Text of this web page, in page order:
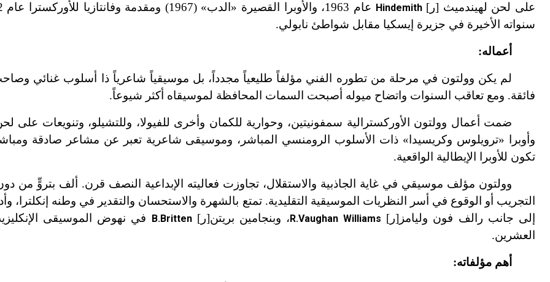
على لحن لهيندميث [ر]Hindemith
سنواته الأخيرة في جزيرة إيسكيا مقابل شواطئ نابولي.
أعماله:
لم يكن وولتون في مرحلة من تطوره الفني مؤلفاً طليعياً مجدداً، بل موسيقياً شاعرياً ذا أسلوب غنائي
فائقة. ومع تعاقب السنوات واتضاح ميوله أصبحت السمات المحافظة لموسيقاه أكثر شيوعاً.
ضمت أعمال وولتون الأوركسترالية سمفونيتين، وحوارية للكمان وأخرى للفيولا، وللتشيلو، وتنويعات على
وأوبرا «ترويلوس وكريسيدا» ذات الأسلوب الرومنسي المباشر، وموسيقى شاعرية تعبر عن مشاعر صادقة
تكون للأوبرا الإيطالية الواقعية.
وولتون مؤلف موسيقي في غاية الجاذبية والاستقلال، تجاوزت فعاليته الإبداعية النصف قرن. ألف بتروٍّ من
التجريب أو الوقوع في أسر النظريات الموسيقية التقليدية. تمتع بالشهرة والاستحسان والتقدير في وطنه إنكلترا،
إلى جانب رالف فون وليامز[ر] R.Vaughan Williams، وبنجامين بريتن[ر]B.Britten في نهوض الموسيقى
العشرين.
أهم مؤلفاته: